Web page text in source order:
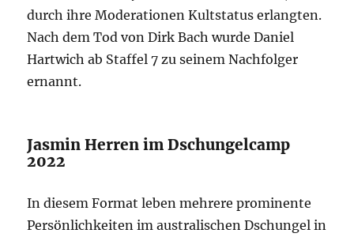
durch ihre Moderationen Kultstatus erlangten.
Nach dem Tod von Dirk Bach wurde Daniel
Hartwich ab Staffel 7 zu seinem Nachfolger
ernannt.
Jasmin Herren im Dschungelcamp
2022
In diesem Format leben mehrere prominente
Persönlichkeiten im australischen Dschungel in